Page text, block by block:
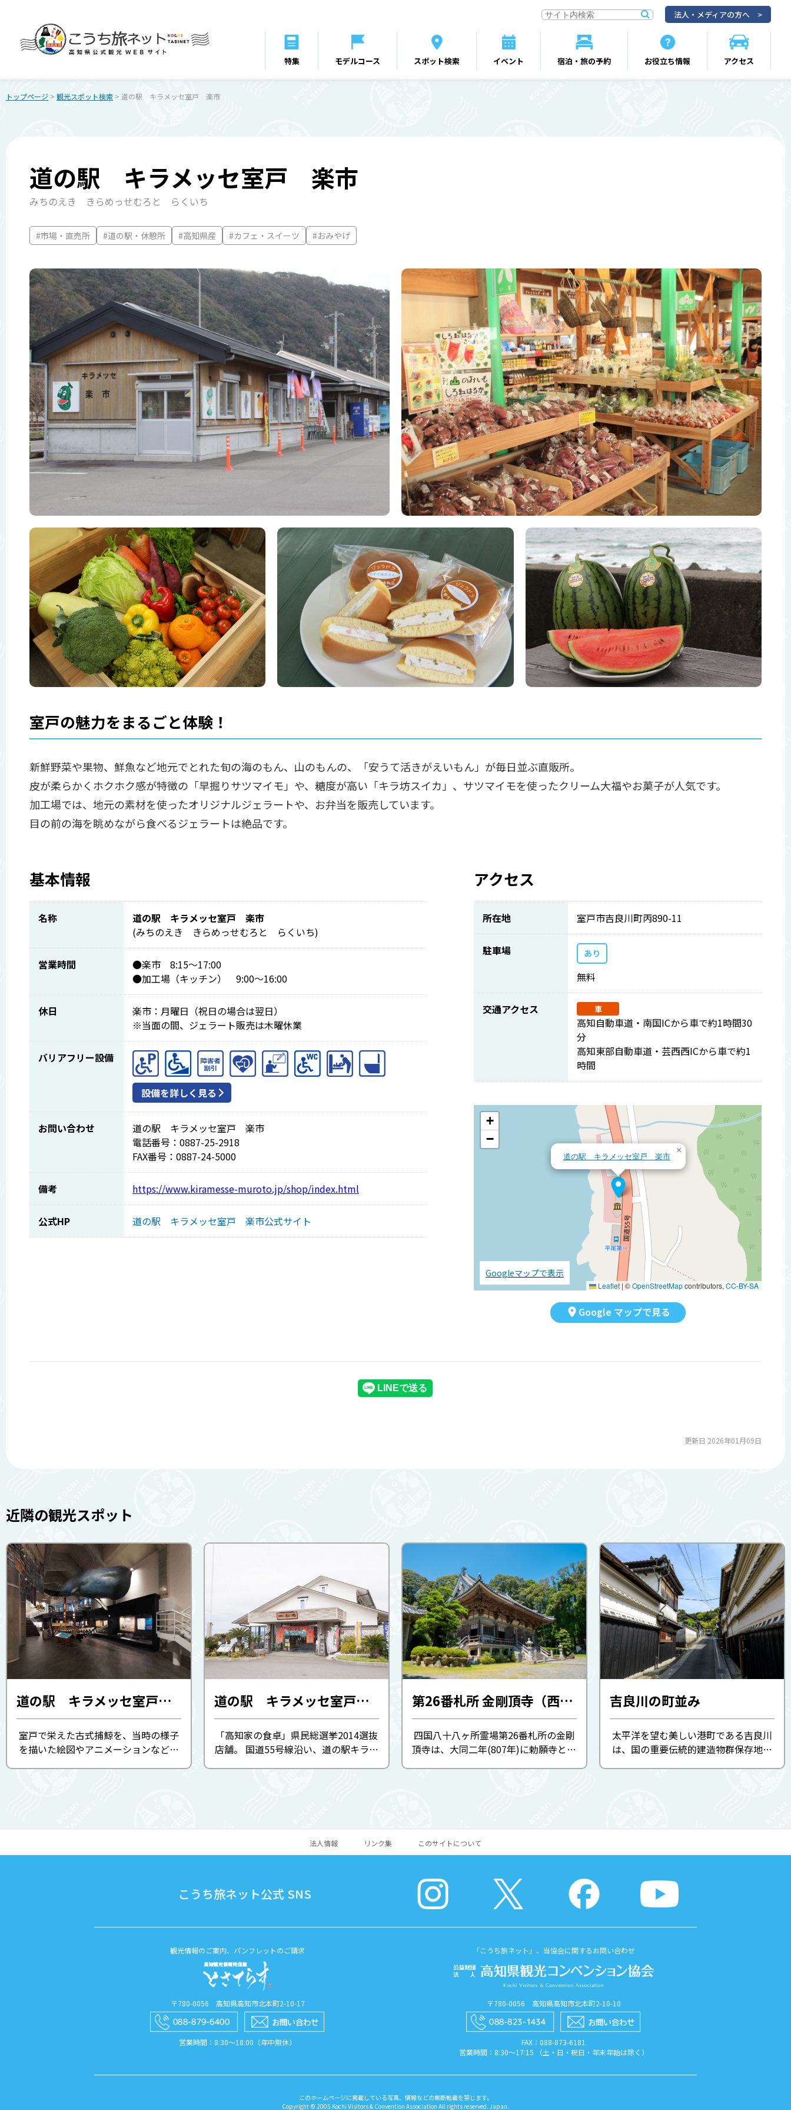
特集 モデルコース スポット検索 イベント 宿泊・旅の予約 お役立ち情報 アクセス
法人・メディアの方へ
トップページ > 観光スポット検索 > 道の駅 キラメッセ室戸 楽市
道の駅 キラメッセ室戸 楽市
みちのえき きらめっせむろと らくいち
#市場・直売所 #道の駅・休憩所 #高知県産 #カフェ・スイーツ #おみやげ
室戸の魅力をまるごと体験！
新鮮野菜や果物、鮮魚など地元でとれた旬の海のもん、山のもんの、「安うて活きがえいもん」が毎日並ぶ直販所。
皮が柔らかくホクホク感が特徴の「早掘りサツマイモ」や、糖度が高い「キラ坊スイカ」、サツマイモを使ったクリーム大福やお菓子が人気です。
加工場では、地元の素材を使ったオリジナルジェラートや、お弁当を販売しています。
目の前の海を眺めながら食べるジェラートは絶品です。
基本情報
名称
道の駅 キラメッセ室戸 楽市
(みちのえき きらめっせむろと らくいち)
営業時間
●楽市 8:15～17:00
●加工場（キッチン） 9:00～16:00
休日
楽市：月曜日（祝日の場合は翌日）
※当面の間、ジェラート販売は木曜休業
バリアフリー設備
設備を詳しく見る
お問い合わせ
道の駅 キラメッセ室戸 楽市
電話番号：0887-25-2918
FAX番号：0887-24-5000
備考 https://www.kiramesse-muroto.jp/shop/index.html
公式HP 道の駅 キラメッセ室戸 楽市公式サイト
アクセス
所在地 室戸市吉良川町丙890-11
駐車場 あり
無料
交通アクセス 車
高知自動車道・南国ICから車で約1時間30
分
高知東部自動車道・芸西西ICから車で約1
時間
道の駅 キラメッセ室戸 楽市
×
+
−
Leaflet | ©OpenStreetMapcontributors, CC-BY-SA
Googleマップで表示
Google マップで見る
更新日 2026年01月09日
近隣の観光スポット
道の駅 キラメッセ室戸 鯨館
室戸で栄えた古式捕鯨を、当時の様子
を描いた絵図やアニメーションなどで
道の駅 キラメッセ室戸 食遊-鯨の郷-
「高知家の食卓」県民総選挙2014選抜
店舗。 国道55号線沿い、道の駅キラメ
第26番札所 金剛頂寺（西寺）
四国八十八ヶ所霊場第26番札所の金剛
頂寺は、大同二年(807年)に勅願寺とし
吉良川の町並み
太平洋を望む美しい港町である吉良川
は、国の重要伝統的建造物群保存地区
法人情報 リンク集 このサイトについて
こうち旅ネット公式 SNS
観光情報のご案内、パンフレットのご請求
〒780-0056 高知県高知市北本町2-10-17
営業時間：8:30〜18:00（年中無休）
「こうち旅ネット」、当協会に関するお問い合わせ
〒780-0056 高知県高知市北本町2-10-10
FAX：088​-873​-6181
営業時間：8:30〜17:15 （土・日・祝日・年末年始は除く）
このホームページに掲載している写真、情報などの無断転載を禁じます。
Copyright © 2005 Kochi Visitors & Convention Association All rights reserved. Japan.